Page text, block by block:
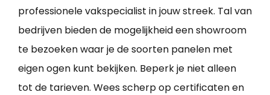
professionele vakspecialist in jouw streek. Tal van
bedrijven bieden de mogelijkheid een showroom
te bezoeken waar je de soorten panelen met
eigen ogen kunt bekijken. Beperk je niet alleen
tot de tarieven. Wees scherp op certificaten en